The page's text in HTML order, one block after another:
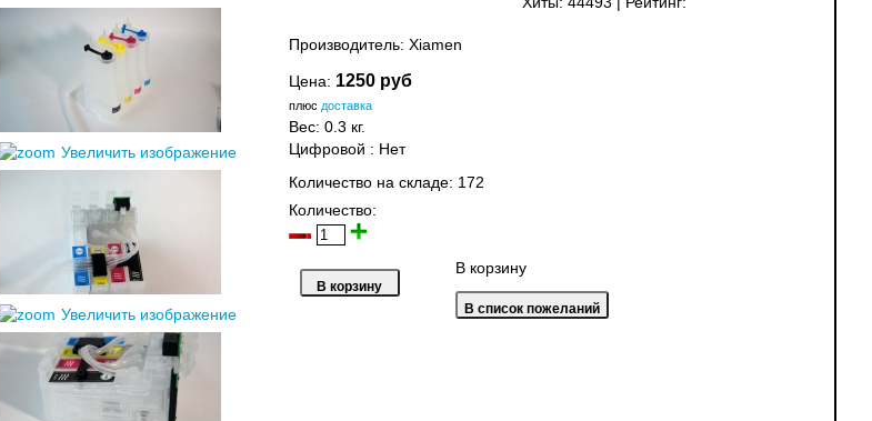
Увеличить изображение
Увеличить изображение
Производитель: Xiamen
Цена: 1250 руб
плюс доставка
Вес: 0.3 кг.
Цифровой : Нет
Количество на складе: 172
Количество:
В корзину